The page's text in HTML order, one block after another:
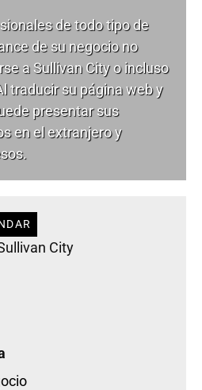
de todo tipo de
de su negocio no
a Sullivan City o incluso
traducir su página web y
presentar sus
en el extranjero y
City